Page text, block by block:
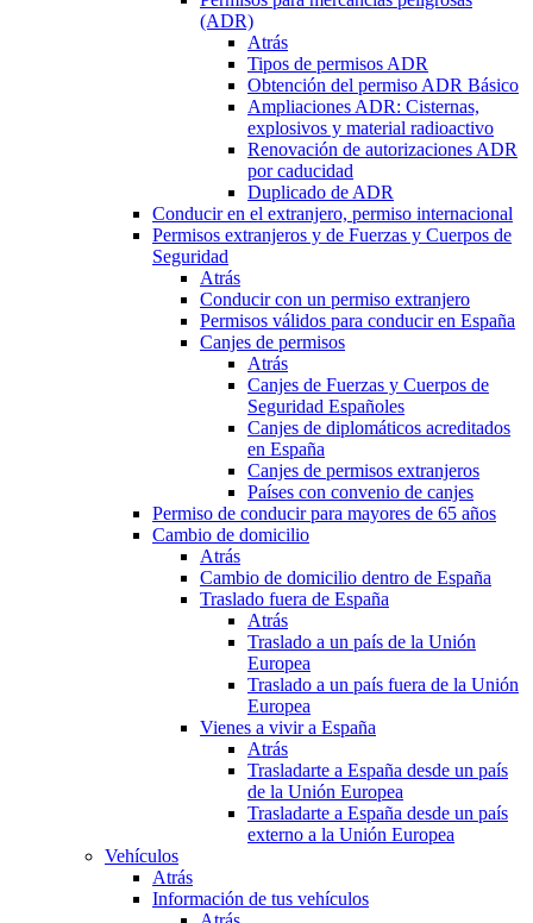
(ADR)
Atrás
Tipos de permisos ADR
Obtención del permiso ADR Básico
Ampliaciones ADR: Cisternas,
explosivos y material radioactivo
Renovación de autorizaciones ADR
por caducidad
Duplicado de ADR
Conducir en el extranjero, permiso internacional
Permisos extranjeros y de Fuerzas y Cuerpos de
Seguridad
Atrás
Conducir con un permiso extranjero
Permisos válidos para conducir en España
Canjes de permisos
Atrás
Canjes de Fuerzas y Cuerpos de
Seguridad Españoles
Canjes de diplomáticos acreditados
en España
Canjes de permisos extranjeros
Países con convenio de canjes
Permiso de conducir para mayores de 65 años
Cambio de domicilio
Atrás
Cambio de domicilio dentro de España
Traslado fuera de España
Atrás
Traslado a un país de la Unión
Europea
Traslado a un país fuera de la Unión
Europea
Vienes a vivir a España
Atrás
Trasladarte a España desde un país
de la Unión Europea
Trasladarte a España desde un país
externo a la Unión Europea
Vehículos
Atrás
Información de tus vehículos